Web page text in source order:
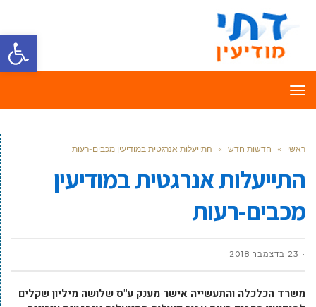
פתח
תפריט
ראשי » חדשות חדש » התייעלות אנרגטית במודיעין מכבים-רעות
התייעלות אנרגטית במודיעין
מכבים-רעות
23 בדצמבר 2018
משרד הכלכלה והתעשייה אישר מענק ע"ס שלושה מיליון שקלים